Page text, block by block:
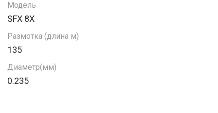
Модель
SFX 8X
Размотка (длина м)
135
Диаметр(мм)
0.235